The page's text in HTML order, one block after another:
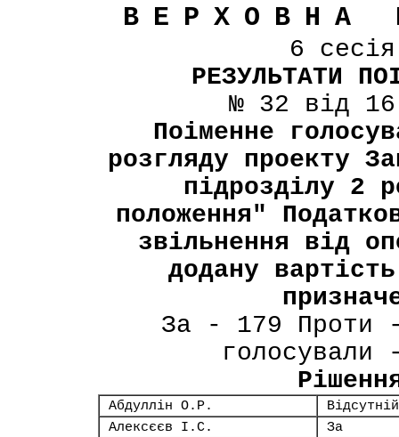
ВЕРХОВНА
6
РЕЗУЛЬТАТИ
№ 32 від
Поіменне
розгляду проекту
підрозділу 2
положення"
звільнення від
додану
За - 179 Проти
Абдуллін О.Р.
Відсутній
Алексєєв І.С.
За